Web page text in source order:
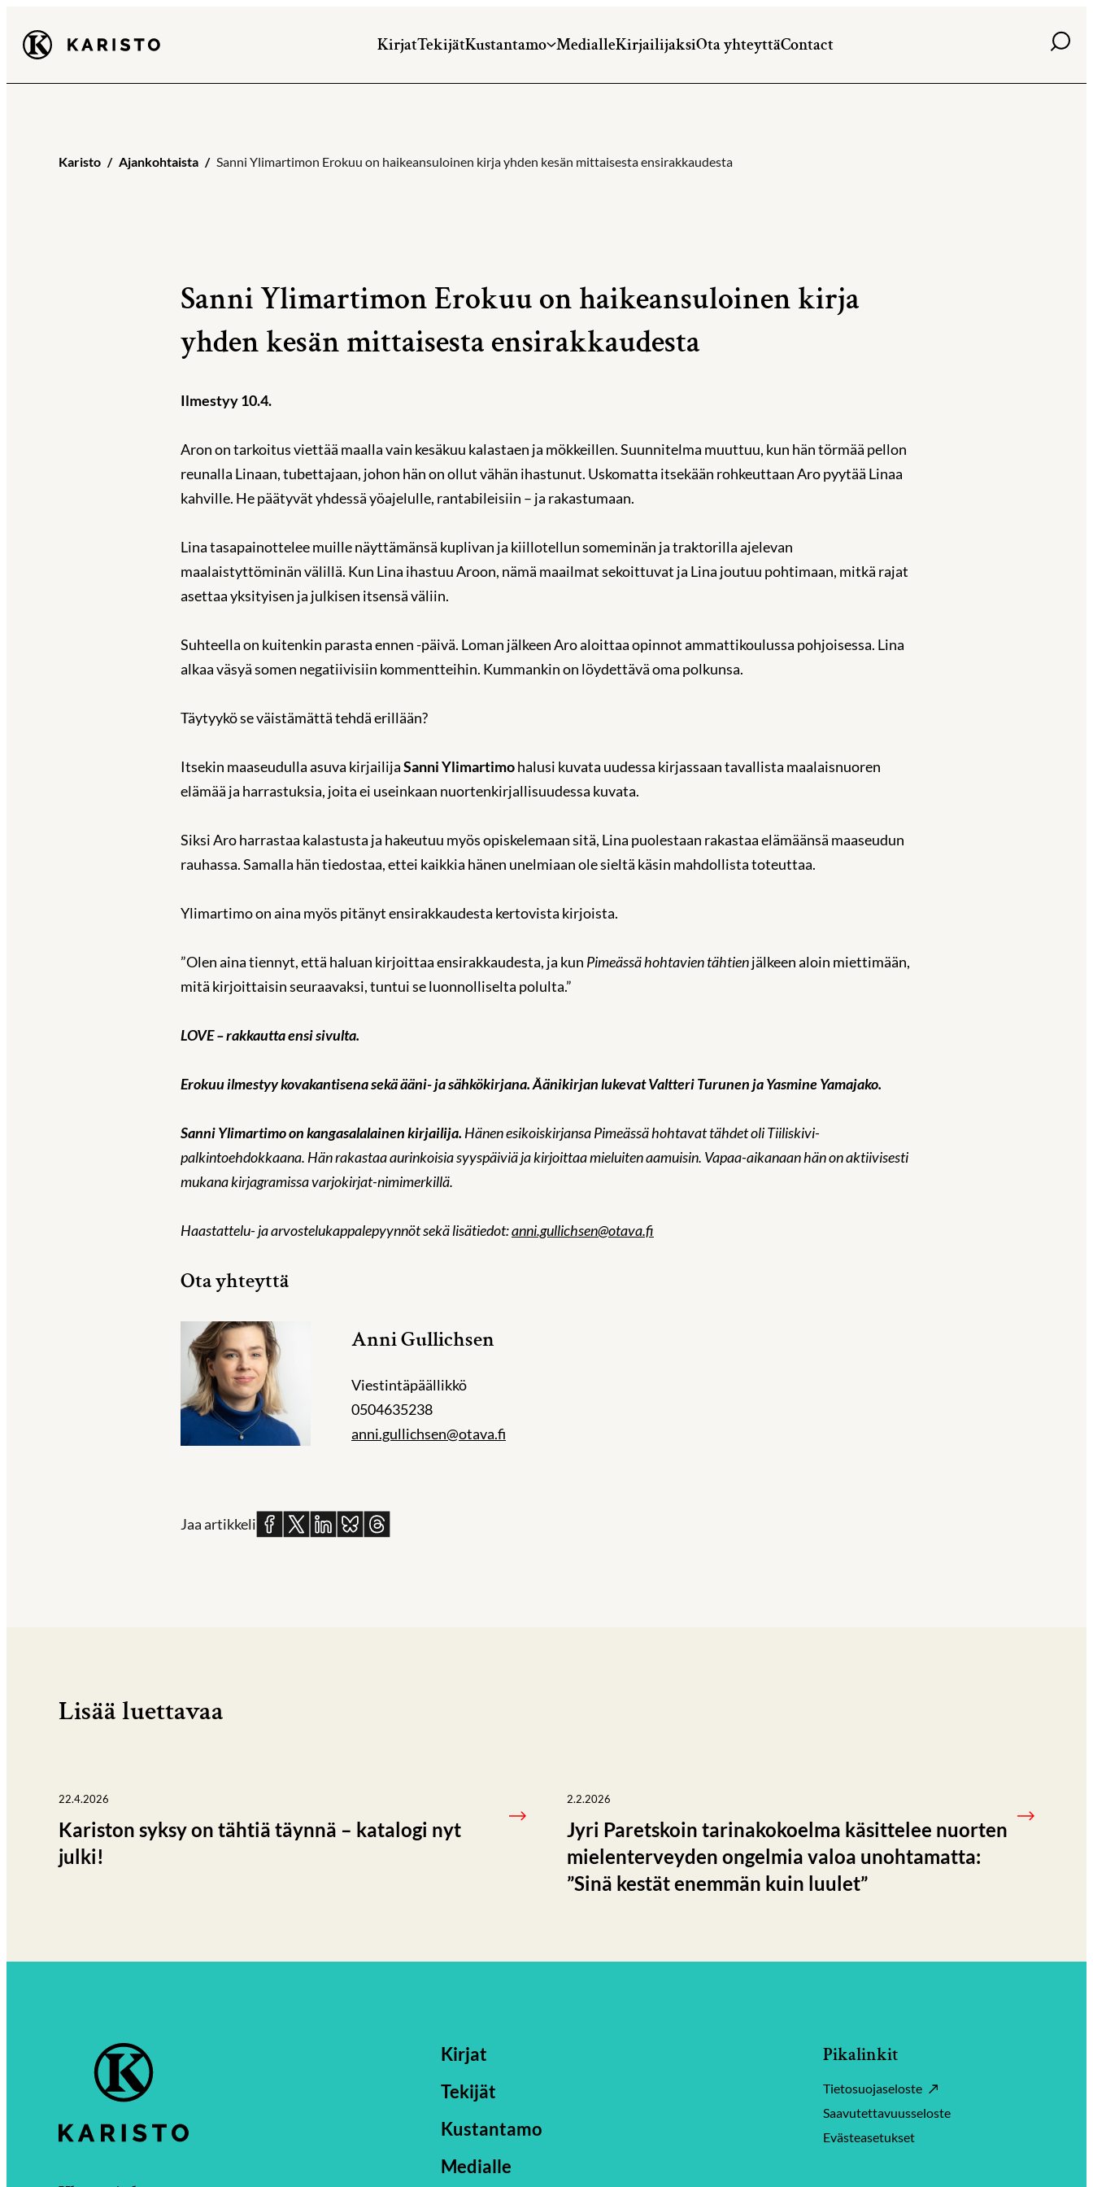
suoraan
Karisto KirjatTekijätKustantamo MedialleKirjailijaksiOta yhteyttäContact Haku
Karisto Ajankohtaista Sanni Ylimartimon Erokuu on haikeansuloinen kirja yhden kesän mittaisesta ensirakkaudesta
Sanni Ylimartimon Erokuu on haikeansuloinen kirja
yhden kesän mittaisesta ensirakkaudesta
Ilmestyy 10.4.
Aron on tarkoitus viettää maalla vain kesäkuu kalastaen ja mökkeillen. Suunnitelma muuttuu, kun hän törmää pellon
reunalla Linaan, tubettajaan, johon hän on ollut vähän ihastunut. Uskomatta itsekään rohkeuttaan Aro pyytää Linaa
kahville. He päätyvät yhdessä yöajelulle, rantabileisiin – ja rakastumaan.
Lina tasapainottelee muille näyttämänsä kuplivan ja kiillotellun someminän ja traktorilla ajelevan
maalaistyttöminän välillä. Kun Lina ihastuu Aroon, nämä maailmat sekoittuvat ja Lina joutuu pohtimaan, mitkä rajat
asettaa yksityisen ja julkisen itsensä väliin.
Suhteella on kuitenkin parasta ennen -päivä. Loman jälkeen Aro aloittaa opinnot ammattikoulussa pohjoisessa. Lina
alkaa väsyä somen negatiivisiin kommentteihin. Kummankin on löydettävä oma polkunsa.
Täytyykö se väistämättä tehdä erillään?
Itsekin maaseudulla asuva kirjailijaSanni Ylimartimohalusi kuvata uudessa kirjassaan tavallista maalaisnuoren
elämää ja harrastuksia, joita ei useinkaan nuortenkirjallisuudessa kuvata.
Siksi Aro harrastaa kalastusta ja hakeutuu myös opiskelemaan sitä, Lina puolestaan rakastaa elämäänsä maaseudun
rauhassa. Samalla hän tiedostaa, ettei kaikkia hänen unelmiaan ole sieltä käsin mahdollista toteuttaa.
Ylimartimo on aina myös pitänyt ensirakkaudesta kertovista kirjoista.
”Olen aina tiennyt, että haluan kirjoittaa ensirakkaudesta, ja kun Pimeässä hohtavien tähtienjälkeen aloin miettimään,
mitä kirjoittaisin seuraavaksi, tuntui se luonnolliselta polulta.”
LOVE – rakkautta ensi sivulta.
Erokuu ilmestyy kovakantisena sekä ääni- ja sähkökirjana. Äänikirjan lukevat Valtteri Turunen ja Yasmine Yamajako.
Sanni Ylimartimo on kangasalalainen kirjailija. Hänen esikoiskirjansa Pimeässä hohtavat tähdet oli Tiiliskivi-
palkintoehdokkaana. Hän rakastaa aurinkoisia syyspäiviä ja kirjoittaa mieluiten aamuisin. Vapaa-aikanaan hän on aktiivisesti
mukana kirjagramissa varjokirjat-nimimerkillä.
Haastattelu- ja arvostelukappalepyynnöt sekä lisätiedot:anni.gullichsen@otava.fi
Ota yhteyttä
Anni Gullichsen
Viestintäpäällikkö
0504635238
anni.gullichsen@otava.fi
Jaa artikkeli Jaa
Jaa
Jaa
Jaa
Jaa
Lisää luettavaa
22.4.2026
Kariston syksy on tähtiä täynnä – katalogi nyt
julki!
2.2.2026
Jyri Paretskoin tarinakokoelma käsittelee nuorten
mielenterveyden ongelmia valoa unohtamatta:
”Sinä kestät enemmän kuin luulet”
Kirjat
Tekijät
Kustantamo
Medialle
Pikalinkit
Tietosuojaseloste
Saavutettavuusseloste
Evästeasetukset